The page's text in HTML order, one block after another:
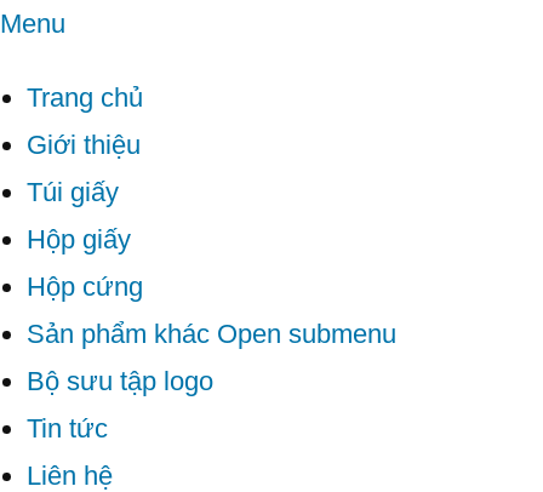
Menu
Trang chủ
Giới thiệu
Túi giấy
Hộp giấy
Hộp cứng
Sản phẩm khác Open submenu
Bộ sưu tập logo
Tin tức
Liên hệ